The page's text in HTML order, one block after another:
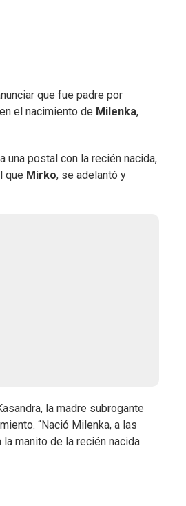
que fue padre por
el nacimiento de Milenka,
una postal con la recién nacida,
que Mirko, se adelantó y
la madre subrogante
“Nació Milenka, a las
manito de la recién nacida